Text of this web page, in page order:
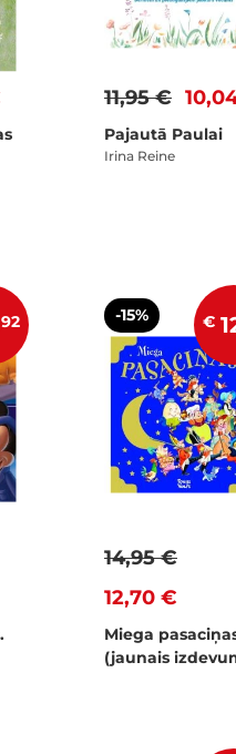
11,95 €
Pajautā Paulai
Irina Reine
92 -15% €
12,70 €
14,95 €
Miega
(jaunais